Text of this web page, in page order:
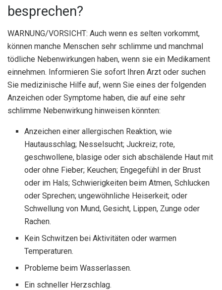
besprechen?
WARNUNG/VORSICHT: Auch wenn es selten vorkommt,
können manche Menschen sehr schlimme und manchmal
tödliche Nebenwirkungen haben, wenn sie ein Medikament
einnehmen. Informieren Sie sofort Ihren Arzt oder suchen
Sie medizinische Hilfe auf, wenn Sie eines der folgenden
Anzeichen oder Symptome haben, die auf eine sehr
schlimme Nebenwirkung hinweisen könnten:
Anzeichen einer allergischen Reaktion, wie
Hautausschlag; Nesselsucht; Juckreiz; rote,
geschwollene, blasige oder sich abschälende Haut mit
oder ohne Fieber; Keuchen; Engegefühl in der Brust
oder im Hals; Schwierigkeiten beim Atmen, Schlucken
oder Sprechen; ungewöhnliche Heiserkeit; oder
Schwellung von Mund, Gesicht, Lippen, Zunge oder
Rachen.
Kein Schwitzen bei Aktivitäten oder warmen
Temperaturen.
Probleme beim Wasserlassen.
Ein schneller Herzschlag.